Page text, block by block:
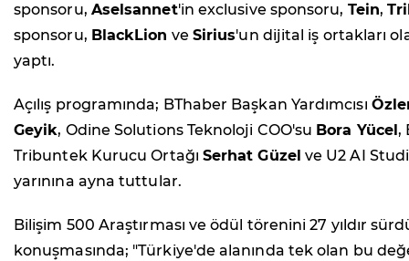
sponsoru, Aselsannet'in exclusive sponsoru, Tein,
sponsoru, BlackLion ve Sirius'un dijital iş ortakları
yaptı.
Açılış programında; BThaber Başkan Yardımcısı
Geyik, Odine Solutions Teknoloji COO'su Bora Yücel,
Tribuntek Kurucu Ortağı Serhat Güzel ve U2 AI
yarınına ayna tuttular.
Bilişim 500 Araştırması ve ödül törenini 27 yıldır
konuşmasında; "Türkiye'de alanında tek olan bu